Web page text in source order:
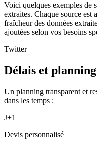
Voici quelques exemples de
extraites. Chaque source est
fraîcheur des données
ajoutées selon vos besoins
Twitter
Délais et planning
Un planning transparent et
dans les temps :
J+1
Devis personnalisé